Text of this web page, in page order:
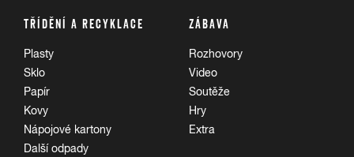
TŘÍDĚNÍ A RECYKLACE
Plasty
Sklo
Papír
Kovy
Nápojové kartony
Další odpady
ZÁBAVA
Rozhovory
Video
Soutěže
Hry
Extra